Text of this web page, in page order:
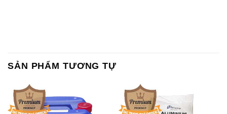
SẢN PHẨM TƯƠNG TỰ